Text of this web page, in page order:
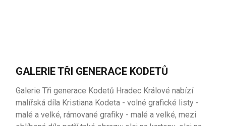
GALERIE TŘI GENERACE KODETŮ
Galerie Tři generace Kodetů Hradec Králové nabízí
malířská díla Kristiana Kodeta - volné grafické listy -
malé a velké, rámované grafiky - malé a velké, mezi